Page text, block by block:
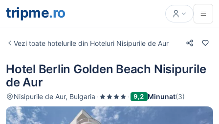
tripme.ro
Vezi toate hotelurile din Hoteluri Nisipurile de Aur
Hotel Berlin Golden Beach Nisipurile
de Aur
Nisipurile de Aur, Bulgaria · · 9,2 Minunat(3)